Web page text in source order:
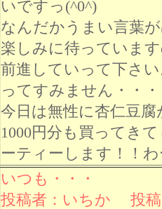
いですっ(^0^)
なんだかうまい言葉
楽しみに待っていま
前進していって下さ
ってすみません・・
今日は無性に杏仁豆
1000円分も買ってき
ーティーします！！わ
いつも・・・
投稿者：いちか 投稿